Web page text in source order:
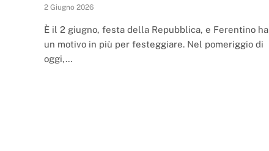
2 Giugno 2026
È il 2 giugno, festa della Repubblica, e Ferentino ha
un motivo in più per festeggiare. Nel pomeriggio di
oggi,…